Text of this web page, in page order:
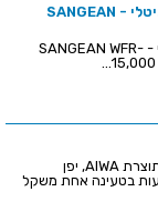
רדיו אינטרנט שולחני / נייד דיגיטלי - SANGEAN
רדיו אינטרנט שולחני / נייד דיגיטלי - SANGEAN WFR-
נגן דיסקמן MP3 דגם: PCD-810 תוצרת AIWA, יפן
בס מודגש זמן נגינה 8 שעות בטעינה אחת משקל